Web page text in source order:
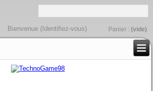
Panier : (vide)
Bienvenue ( Identifiez-vous)